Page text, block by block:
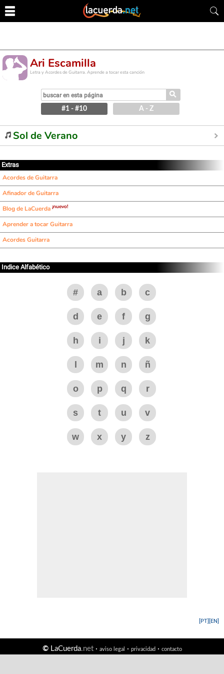
Ari Escamilla
Letra y Acordes de Guitarra. Aprende a tocar esta canción
⚲
#1 - #10 A - Z
Sol de Verano
Extras
Acordes de Guitarra
Afinador de Guitarra
Blog de LaCuerda ¡nuevo!
Aprender a tocar Guitarra
Acordes Guitarra
Indice Alfabético
# a b c
d e f g
h i j k
m n ñ
o p q r
s t u v
w x y z
[EN]
[PT]
©LaCuerda.net· aviso legal · privacidad· contacto